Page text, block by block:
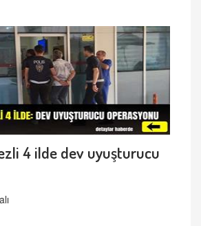
4 ilde dev uyuşturucu